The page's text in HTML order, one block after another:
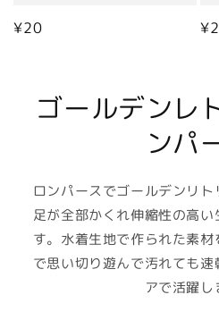
通
¥20
通
ゴールデンレ
ンパ
ロンパースでゴールデンリ
足が全部かくれ伸縮性の高
す。水着生地で作られた素
で思い切り遊んで汚れても
アで活躍し